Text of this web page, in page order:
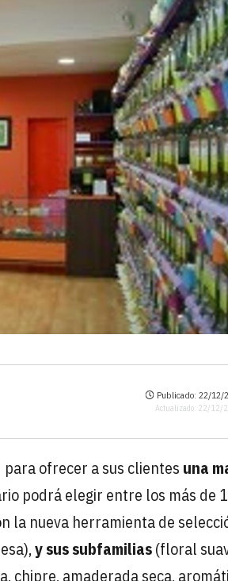
Publicado: 22/12/
Actualizado: 22/12/
ofrecer a sus clientes una
podrá elegir entre los más de
la nueva herramienta de
y sus subfamilias(floral
amaderada seca,